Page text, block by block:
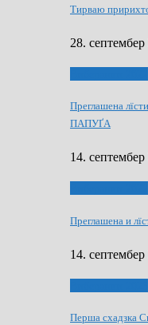
Тирваю
28. септембер
Преглашена
ПАПУҐА
14. септембер
Преглашена и
14. септембер
Перша схадзка